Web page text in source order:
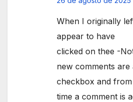
When I originally
appear to have
clicked on thee -
new comments are
checkbox and
time a comment is